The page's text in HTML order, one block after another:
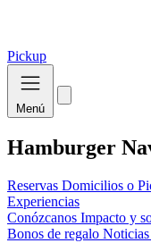
Pickup
Menú
Hamburger
Reservas Domicilios o
Experiencias
Conózcanos Impacto y
Bonos de regalo